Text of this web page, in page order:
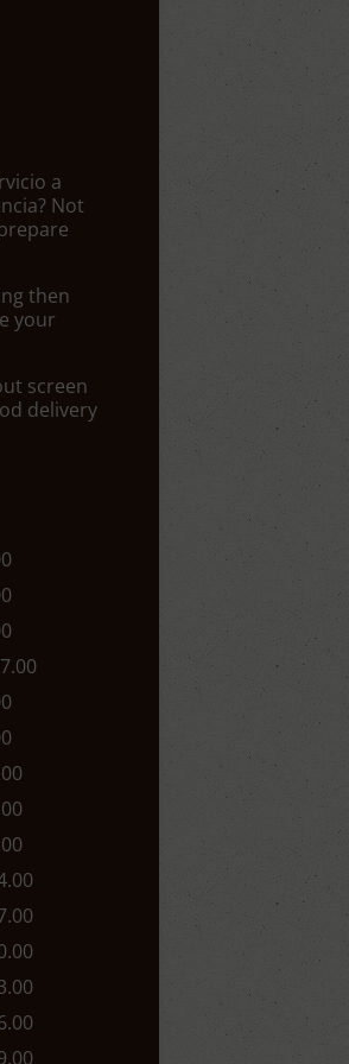
a
Not
then
your
screen
delivery